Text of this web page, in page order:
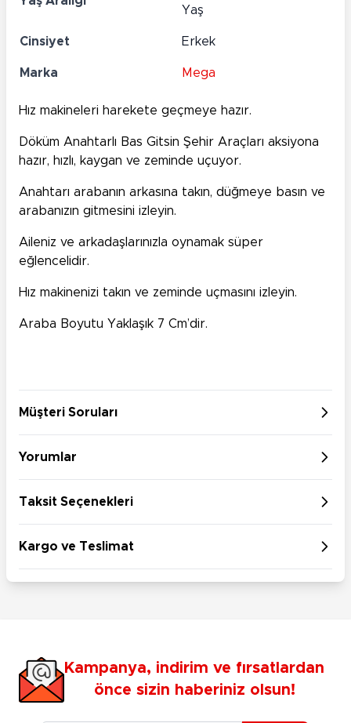
Yaş
Cinsiyet Erkek
Marka Mega
Hız makineleri harekete geçmeye hazır.
Döküm Anahtarlı Bas Gitsin Şehir Araçları aksiyona
hazır, hızlı, kaygan ve zeminde uçuyor.
Anahtarı arabanın arkasına takın, düğmeye basın ve
arabanızın gitmesini izleyin.
Aileniz ve arkadaşlarınızla oynamak süper
eğlencelidir.
Hız makinenizi takın ve zeminde uçmasını izleyin.
Araba Boyutu Yaklaşık 7 Cm’dir.
Müşteri Soruları
Yorumlar
Taksit Seçenekleri
Kargo ve Teslimat
Kampanya, indirim ve fırsatlardan
önce sizin haberiniz olsun!